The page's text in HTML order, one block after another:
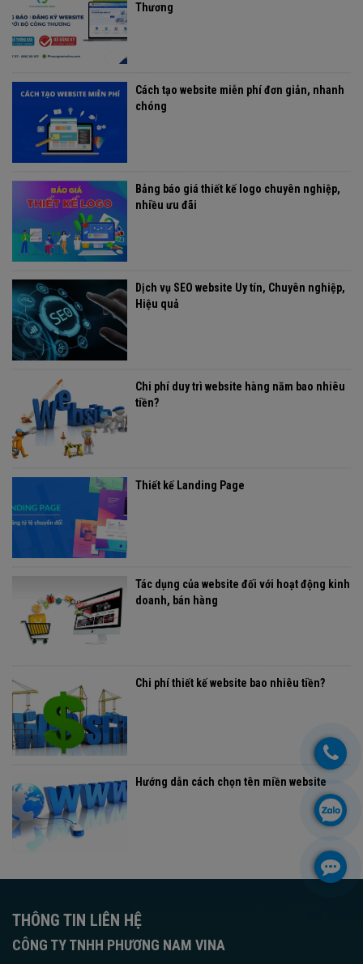
Thương
Cách tạo website miễn phí đơn giản, nhanh
chóng
Bảng báo giá thiết kế logo chuyên nghiệp,
nhiều ưu đãi
Dịch vụ SEO website Uy tín, Chuyên nghiệp,
Hiệu quả
Chi phí duy trì website hàng năm bao nhiêu
tiền?
Thiết kế Landing Page
Tác dụng của website đối với hoạt động kinh
doanh, bán hàng
Chi phí thiết kế website bao nhiêu tiền?
Hướng dẫn cách chọn tên miền website
THÔNG TIN LIÊN HỆ
CÔNG TY TNHH PHƯƠNG NAM VINA